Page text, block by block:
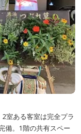
室ある客室は完全プラ
備。1階の共有スペー